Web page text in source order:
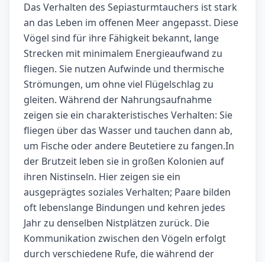
Das Verhalten des Sepiasturmtauchers ist stark
an das Leben im offenen Meer angepasst. Diese
Vögel sind für ihre Fähigkeit bekannt, lange
Strecken mit minimalem Energieaufwand zu
fliegen. Sie nutzen Aufwinde und thermische
Strömungen, um ohne viel Flügelschlag zu
gleiten. Während der Nahrungsaufnahme
zeigen sie ein charakteristisches Verhalten: Sie
fliegen über das Wasser und tauchen dann ab,
um Fische oder andere Beutetiere zu fangen.In
der Brutzeit leben sie in großen Kolonien auf
ihren Nistinseln. Hier zeigen sie ein
ausgeprägtes soziales Verhalten; Paare bilden
oft lebenslange Bindungen und kehren jedes
Jahr zu denselben Nistplätzen zurück. Die
Kommunikation zwischen den Vögeln erfolgt
durch verschiedene Rufe, die während der